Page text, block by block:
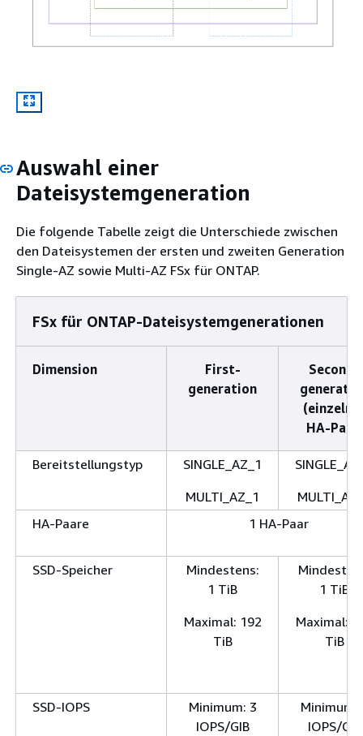
Auswahl einer
Dateisystemgeneration
Die folgende Tabelle zeigt die Unterschiede zwischen
den Dateisystemen der ersten und zweiten Generation
Single-AZ sowie Multi-AZ FSx für ONTAP.
FSx für ONTAP-Dateisystemgenerationen
Dimension
First-
generation
Second-
HA-Paar)
Bereitstellungstyp
SINGLE_AZ_1
MULTI_AZ_1
HA-Paare
1 HA-Paar
SSD-Speicher
Mindestens:
1 TiB
Maximal: 192
TiB
1 TiB
Maximal:
TiB
SSD-IOPS
Minimum: 3
IOPS/GIB
Minimum:
IOPS/GIB